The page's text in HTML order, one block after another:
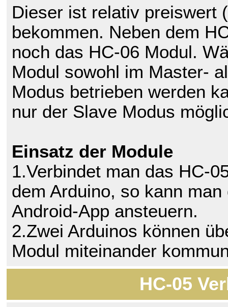
Dieser ist relativ preiswert
bekommen. Neben dem
noch das HC-06 Modul.
Modul sowohl im Master-
Modus betrieben werden
nur der Slave Modus
Einsatz der Module
1.Verbindet man das HC-
dem Arduino, so kann
Android-App ansteuern.
2.Zwei Arduinos können
Modul miteinander
HC-05